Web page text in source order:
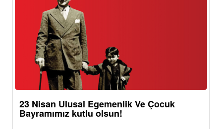
23 Nisan Ulusal Egemenlik Ve Çocuk
Bayramımız kutlu olsun!